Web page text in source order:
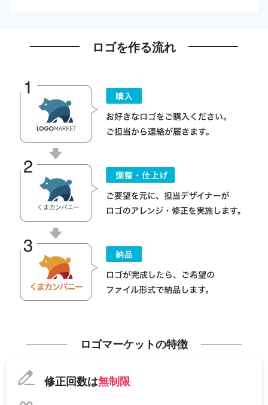
ロゴを作る流れ
ロゴマーケットの特徴
修正回数は無制限